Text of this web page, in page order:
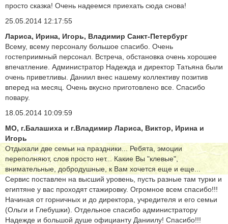
просто сказка! Очень надеемся приехать сюда снова!
25.05.2014 12:17:55
Лариса, Ирина, Игорь, Владимир Санкт-Петербург
Всему, всему персоналу большое спасибо. Очень
гостеприимный персонал. Встреча, обстановка очень хорошее
впечатление. Администратор Надежда и директор Татьяна были
очень приветливы. Даниил внес нашему коллективу позитив
вперед на месяц. Очень вкусно приготовлено все. Спасибо
повару.
18.05.2014 10:09:59
МО, г.Балашиха и г.Владимир Лариса, Виктор, Ирина и
Игорь
Отдыхали две семьи на праздники... Ребята, эмоции
переполняют, слов просто нет... Какие Вы "клевые",
внимательные, добродушные, к Вам хочется еще и еще...
Сервис поставлен на высший уровень, пусть разные там турки и
египтяне у вас проходят стажировку. Огромное всем спасибо!!!
Начиная от горничных и до директора, учредителя и его семьи
(Ольги и Глебушки). Отдельное спасибо администратору
Надежде и большой душе официанту Даниилу! Спасибо!!!